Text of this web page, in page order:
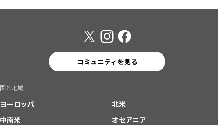
コミュニティを見る
国と地域
ヨーロッパ
北米
中南米
オセアニア